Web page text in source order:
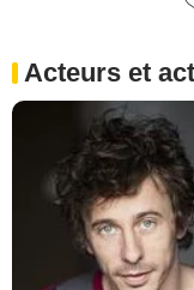
Acteurs et